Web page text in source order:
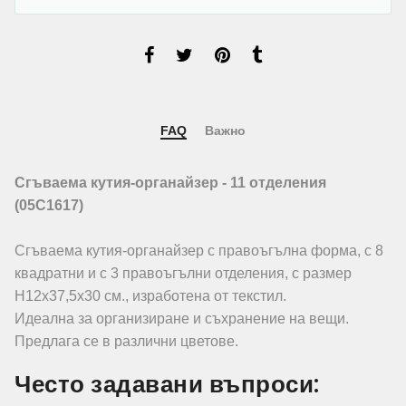
FAQ Важно
Сгъваема кутия-органайзер - 11 отделения
(05C1617)
Сгъваема кутия-органайзер с правоъгълна форма, с 8
квадратни и с 3 правоъгълни отделения, с размер
Н12х37,5х30 см., изработена от текстил.
Идеална за организиране и съхранение на вещи.
Предлага се в различни цветове.
Често задавани въпроси: